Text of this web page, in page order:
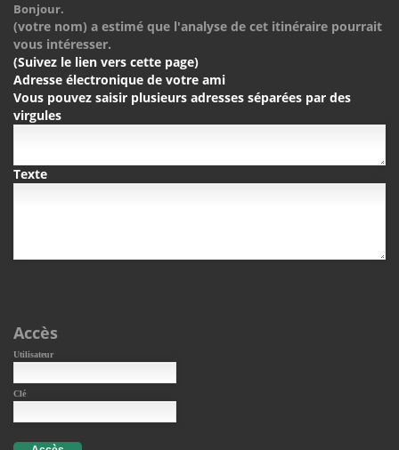
Bonjour.
(votre nom) a estimé que l'analyse de cet itinéraire pourrait
vous intéresser.
(Suivez le lien vers cette page)
Adresse électronique de votre ami
Vous pouvez saisir plusieurs adresses séparées par des
virgules
Texte
Accès
Utilisateur
Clé